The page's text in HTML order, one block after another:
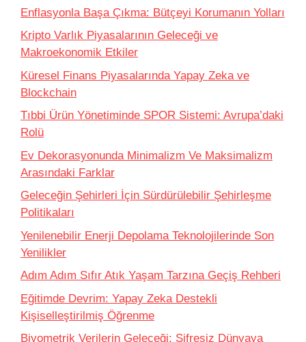
Enflasyonla Başa Çıkma: Bütçeyi Korumanın Yolları
Kripto Varlık Piyasalarının Geleceği ve
Makroekonomik Etkiler
Küresel Finans Piyasalarında Yapay Zeka ve
Blockchain
Tıbbi Ürün Yönetiminde SPOR Sistemi: Avrupa’daki
Rolü
Ev Dekorasyonunda Minimalizm Ve Maksimalizm
Arasındaki Farklar
Geleceğin Şehirleri İçin Sürdürülebilir Şehirleşme
Politikaları
Yenilenebilir Enerji Depolama Teknolojilerinde Son
Yenilikler
Adım Adım Sıfır Atık Yaşam Tarzına Geçiş Rehberi
Eğitimde Devrim: Yapay Zeka Destekli
Kişiselleştirilmiş Öğrenme
Biyometrik Verilerin Geleceği: Şifresiz Dünyaya